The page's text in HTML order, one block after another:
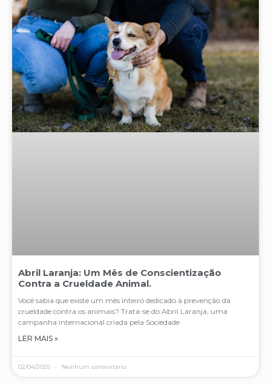
Abril Laranja: Um Mês de Conscientização
Contra a Crueldade Animal.
Você sabia que existe um mês inteiro dedicado à prevenção da
crueldade contra os animais? Trata-se do Abril Laranja, uma
campanha internacional criada pela Sociedade
LER MAIS »
02/04/2025 Nenhum comentário